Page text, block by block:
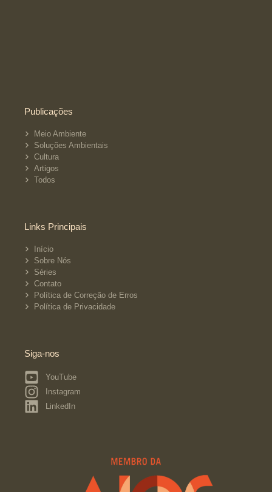
Publicações
Meio Ambiente
Soluções Ambientais
Cultura
Artigos
Todos
Links Principais
Início
Sobre Nós
Séries
Contato
Política de Correção de Erros
Política de Privacidade
Siga-nos
YouTube
Instagram
LinkedIn